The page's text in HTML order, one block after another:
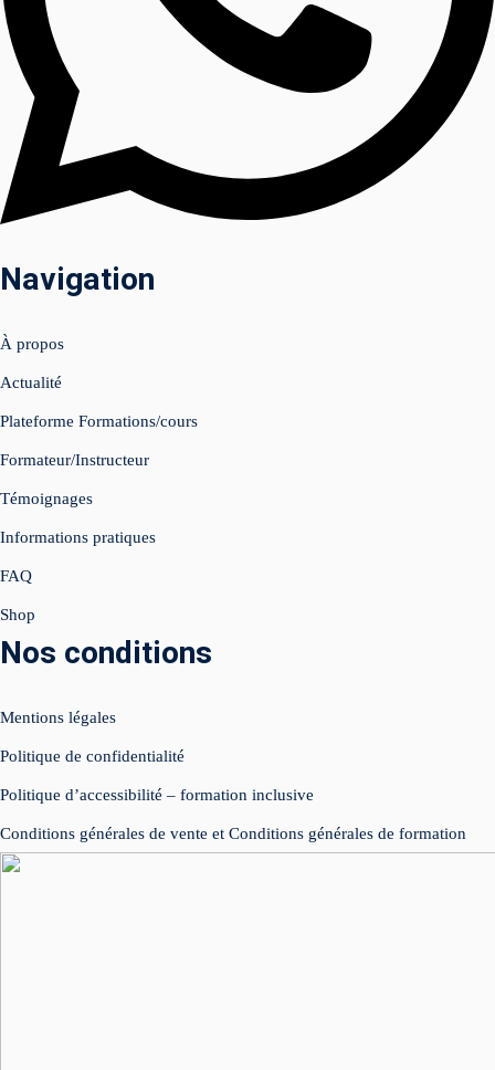
Navigation
À propos
Actualité
Plateforme Formations/cours
Formateur/Instructeur
Témoignages
Informations pratiques
FAQ
Shop
Nos conditions
Mentions légales
Politique de confidentialité
Politique d’accessibilité – formation inclusive
Conditions générales de vente et Conditions générales de formation